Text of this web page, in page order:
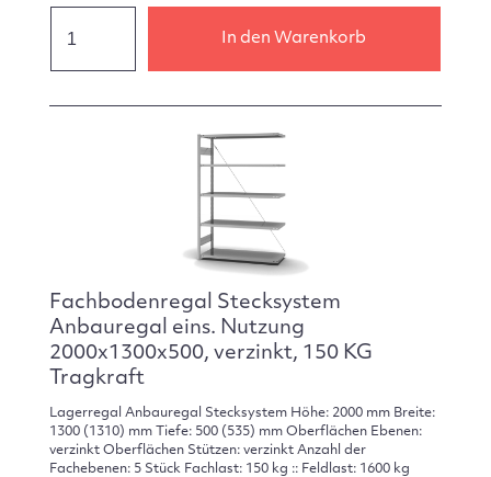
In den Warenkorb
Fachbodenregal Stecksystem
Anbauregal eins. Nutzung
2000x1300x500, verzinkt, 150 KG
Tragkraft
Lagerregal Anbauregal Stecksystem Höhe: 2000 mm Breite:
1300 (1310) mm Tiefe: 500 (535) mm Oberflächen Ebenen:
verzinkt Oberflächen Stützen: verzinkt Anzahl der
Fachebenen: 5 Stück Fachlast: 150 kg :: Feldlast: 1600 kg